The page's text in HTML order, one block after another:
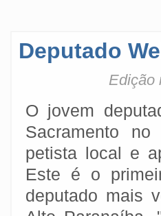
Deputado
Edição
O jovem
Sacramento
petista local e
Este é o
deputado mais